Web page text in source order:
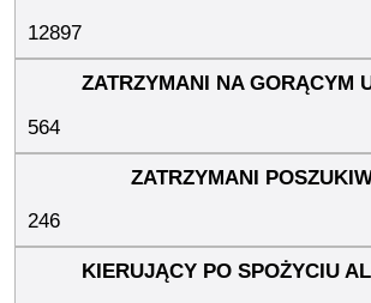
12897
564
246